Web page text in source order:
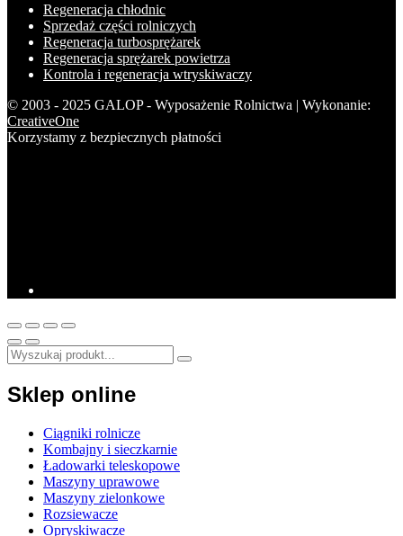
Regeneracja chłodnic
Sprzedaż części rolniczych
Regeneracja turbosprężarek
Regeneracja sprężarek powietrza
Kontrola i regeneracja wtryskiwaczy
© 2003 - 2025 GALOP - Wyposażenie Rolnictwa | Wykonanie:
CreativeOne
Korzystamy z bezpiecznych płatności
Sklep online
Ciągniki rolnicze
Kombajny i sieczkarnie
Ładowarki teleskopowe
Maszyny uprawowe
Maszyny zielonkowe
Rozsiewacze
Opryskiwacze